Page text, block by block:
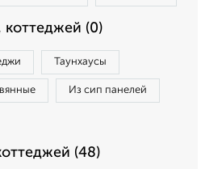
(0)
Таунхаусы
Из сип панелей
(48)